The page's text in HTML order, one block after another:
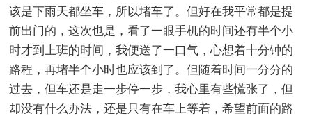
该是下雨天都坐车，所以堵车了。但好在我平常都是提
前出门的，这次也是，看了一眼手机的时间还有半个小
时才到上班的时间，我便送了一口气，心想着十分钟的
路程，再堵半个小时也应该到了。但随着时间一分分的
过去，但车还是走一步停一步，我心里有些慌张了，但
却没有什么办法，还是只有在车上等着，希望前面的路